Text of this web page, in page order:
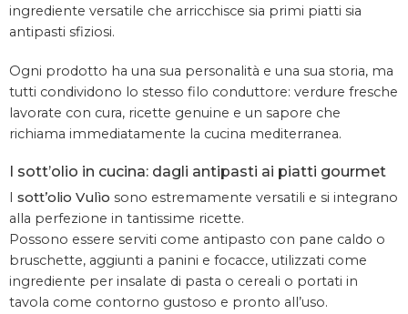
ingrediente versatile che arricchisce sia primi piatti sia
antipasti sfiziosi.
Ogni prodotto ha una sua personalità e una sua storia, ma
tutti condividono lo stesso filo conduttore: verdure fresche
lavorate con cura, ricette genuine e un sapore che
richiama immediatamente la cucina mediterranea.
I sott’olio in cucina: dagli antipasti ai piatti gourmet
I sott’olio Vulìo sono estremamente versatili e si integrano
alla perfezione in tantissime ricette.
Possono essere serviti come antipasto con pane caldo o
bruschette, aggiunti a panini e focacce, utilizzati come
ingrediente per insalate di pasta o cereali o portati in
tavola come contorno gustoso e pronto all’uso.